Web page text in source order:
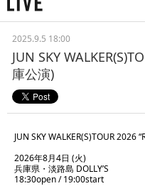
2025.9.5 18:00
JUN SKY
庫公演)
JUN SKY WALKER(S)TOUR 2026
2026年8月4日 (火)
兵庫県・淡路島 DOLLY’S
18:30open / 19:00start